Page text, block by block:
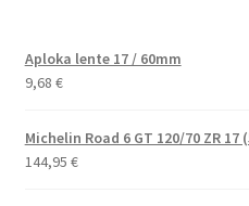
Aploka lente 17 / 60mm
9,68 €
Michelin Road 6 GT 120/70 ZR 17
144,95 €